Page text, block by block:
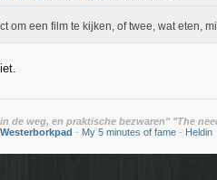
om een film te kijken, of twee, wat eten,
de weg, en praktische bezwaren" "The
Westerborkpad - My 5 minutes of fame - Heldin